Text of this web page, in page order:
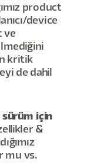
product
device
ve
kritik
de dahil
için
&
mu vs.